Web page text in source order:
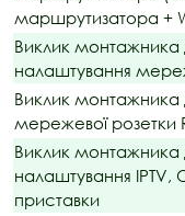
маршрутизатора +
Виклик монтажника
налаштування
Виклик монтажника
мережевої розетки
Виклик монтажника
налаштування IPTV,
приставки